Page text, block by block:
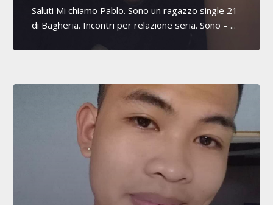
Saluti Mi chiamo Pablo. Sono un ragazzo single 21
di Bagheria. Incontri per relazione seria. Sono – ...